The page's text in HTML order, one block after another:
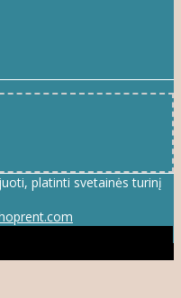
platinti svetainės turinį